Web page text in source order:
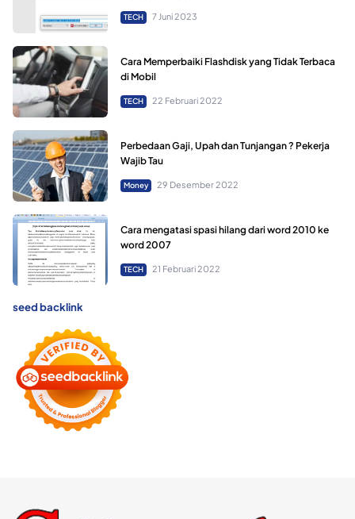
TECH 7 Juni 2023
Cara Memperbaiki Flashdisk yang Tidak Terbaca
di Mobil
TECH 22 Februari 2022
Perbedaan Gaji, Upah dan Tunjangan ? Pekerja
Wajib Tau
Money 29 Desember 2022
Cara mengatasi spasi hilang dari word 2010 ke
word 2007
TECH 21 Februari 2022
seed backlink